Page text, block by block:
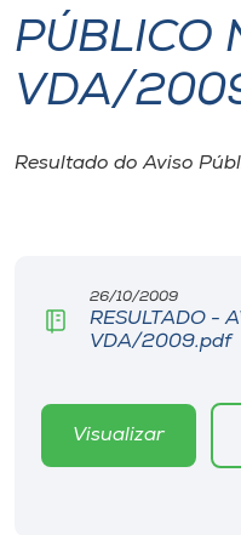
I.nova
Biblioteca
Editora
PÚBLICO
VDA/
Resultado do Aviso
26/10/2009
RESULTADO -
VDA/2009.pdf
Visualizar